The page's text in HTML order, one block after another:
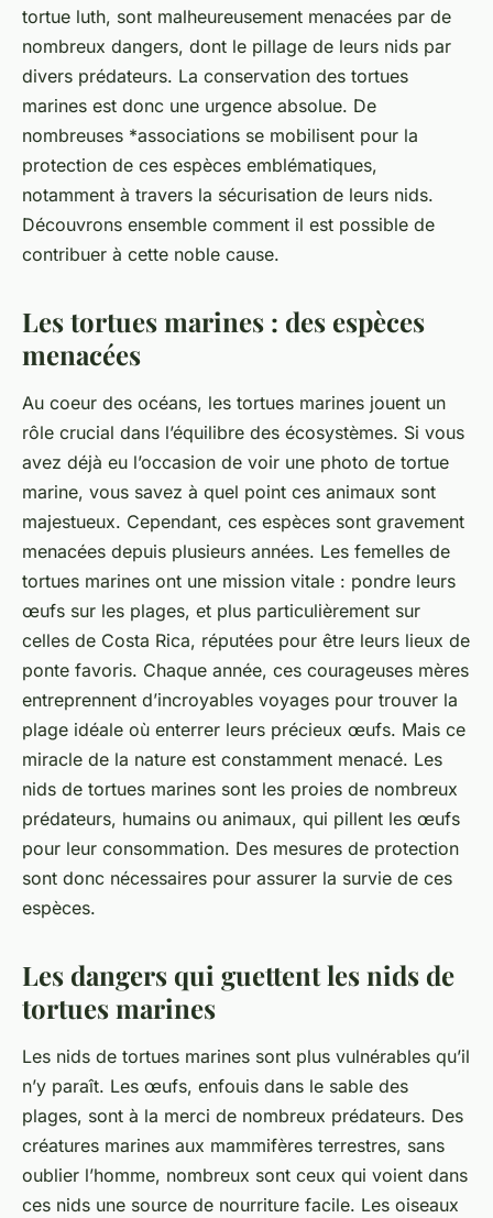
tortue luth, sont malheureusement menacées par de
nombreux dangers, dont le pillage de leurs nids par
divers prédateurs. La conservation des tortues
marines est donc une urgence absolue. De
nombreuses *associations se mobilisent pour la
protection de ces espèces emblématiques,
notamment à travers la sécurisation de leurs nids.
Découvrons ensemble comment il est possible de
contribuer à cette noble cause.
Les tortues marines : des espèces
menacées
Au coeur des océans, les tortues marines jouent un
rôle crucial dans l’équilibre des écosystèmes. Si vous
avez déjà eu l’occasion de voir une photo de tortue
marine, vous savez à quel point ces animaux sont
majestueux. Cependant, ces espèces sont gravement
menacées depuis plusieurs années. Les femelles de
tortues marines ont une mission vitale : pondre leurs
œufs sur les plages, et plus particulièrement sur
celles de Costa Rica, réputées pour être leurs lieux de
ponte favoris. Chaque année, ces courageuses mères
entreprennent d’incroyables voyages pour trouver la
plage idéale où enterrer leurs précieux œufs. Mais ce
miracle de la nature est constamment menacé. Les
nids de tortues marines sont les proies de nombreux
prédateurs, humains ou animaux, qui pillent les œufs
pour leur consommation. Des mesures de protection
sont donc nécessaires pour assurer la survie de ces
espèces.
Les dangers qui guettent les nids de
tortues marines
Les nids de tortues marines sont plus vulnérables qu’il
n’y paraît. Les œufs, enfouis dans le sable des
plages, sont à la merci de nombreux prédateurs. Des
créatures marines aux mammifères terrestres, sans
oublier l’homme, nombreux sont ceux qui voient dans
ces nids une source de nourriture facile. Les oiseaux